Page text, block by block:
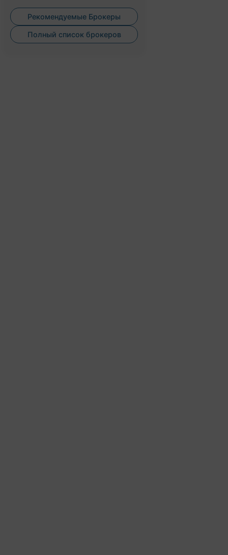
Рекомендуемые Брокеры
Полный список брокеров